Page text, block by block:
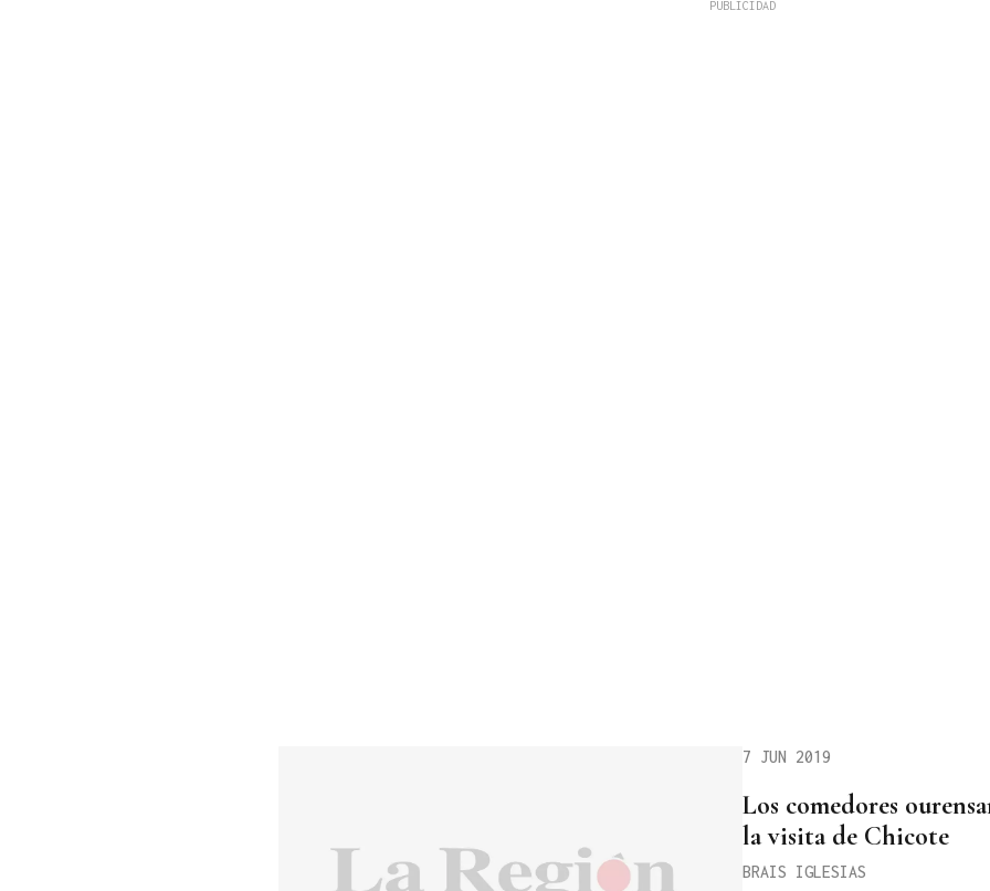
7 JUN 2019
Los comedores
la visita de Chicote
BRAIS IGLESIAS